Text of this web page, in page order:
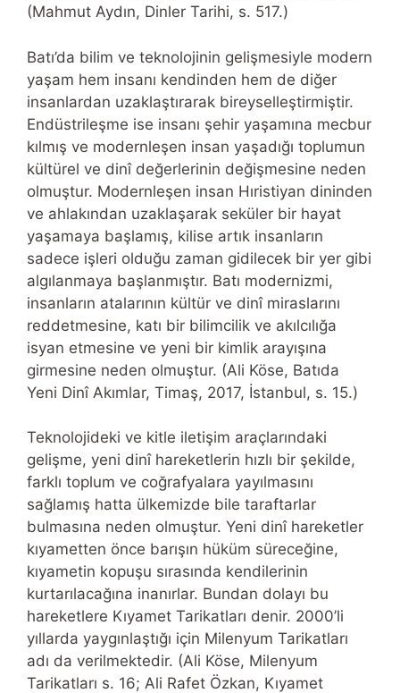
(Mahmut Aydın, Dinler Tarihi, s. 517.)
Batı’da bilim ve teknolojinin gelişmesiyle modern
yaşam hem insanı kendinden hem de diğer
insanlardan uzaklaştırarak bireyselleştirmiştir.
Endüstrileşme ise insanı şehir yaşamına mecbur
kılmış ve modernleşen insan yaşadığı toplumun
kültürel ve dinî değerlerinin değişmesine neden
olmuştur. Modernleşen insan Hıristiyan dininden
ve ahlakından uzaklaşarak seküler bir hayat
yaşamaya başlamış, kilise artık insanların
sadece işleri olduğu zaman gidilecek bir yer gibi
algılanmaya başlanmıştır. Batı modernizmi,
insanların atalarının kültür ve dinî miraslarını
reddetmesine, katı bir bilimcilik ve akılcılığa
isyan etmesine ve yeni bir kimlik arayışına
girmesine neden olmuştur. (Ali Köse, Batıda
Yeni Dinî Akımlar, Timaş, 2017, İstanbul, s. 15.)
Teknolojideki ve kitle iletişim araçlarındaki
gelişme, yeni dinî hareketlerin hızlı bir şekilde,
farklı toplum ve coğrafyalara yayılmasını
sağlamış hatta ülkemizde bile taraftarlar
bulmasına neden olmuştur. Yeni dinî hareketler
kıyametten önce barışın hüküm süreceğine,
kıyametin kopuşu sırasında kendilerinin
kurtarılacağına inanırlar. Bundan dolayı bu
hareketlere Kıyamet Tarikatları denir. 2000’li
yıllarda yaygınlaştığı için Milenyum Tarikatları
adı da verilmektedir. (Ali Köse, Milenyum
Tarikatları s. 16; Ali Rafet Özkan, Kıyamet